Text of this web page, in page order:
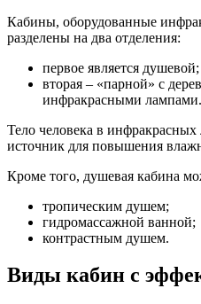
Кабины, оборудованные
разделены на два отделения:
первое является душевой;
вторая – «парной» с
инфракрасными лампами.
Тело человека в инфракрасных
источник для повышения
Кроме того, душевая кабина
тропическим душем;
гидромассажной ванной;
контрастным душем.
Виды кабин с